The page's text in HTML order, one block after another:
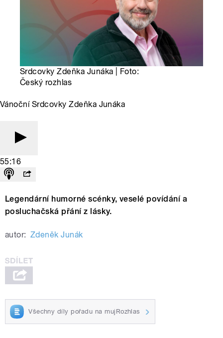
Srdcovky Zdeňka Junáka | Foto:
Český rozhlas
Vánoční Srdcovky Zdeňka Junáka
55:16
Legendární humorné scénky, veselé povídání a
posluchačská přání z lásky.
autor: Zdeněk Junák
Všechny díly pořadu na mujRozhlas